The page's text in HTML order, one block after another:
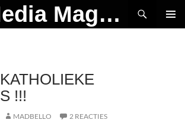
MAD Media Magazine
!!!
MADBELLO 2 REACTIES